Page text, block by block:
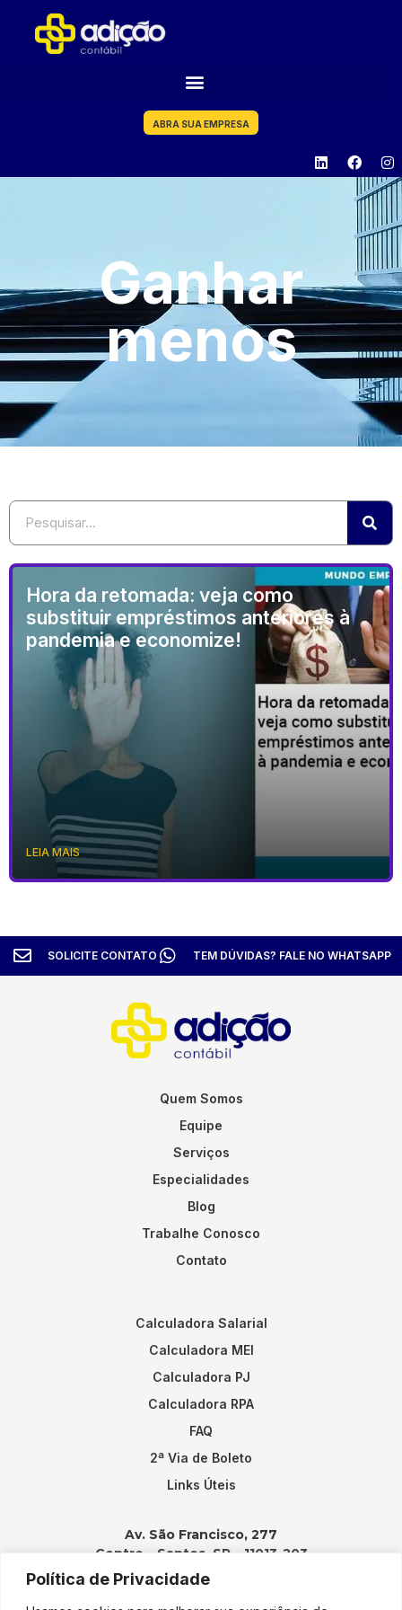
Política de Privacidade
ABRA SUA EMPRESA
Ganhar
menos
Hora da retomada: veja como
substituir empréstimos anteriores à
pandemia e economize!
LEIA MAIS
SOLICITE CONTATO TEM DÚVIDAS? FALE NO WHATSAPP
Quem Somos
Equipe
Serviços
Especialidades
Blog
Trabalhe Conosco
Contato
Calculadora Salarial
Calculadora MEI
Calculadora PJ
Calculadora RPA
FAQ
2ª Via de Boleto
Links Úteis
Av. São Francisco, 277
Centro – Santos, SP – 11013-203
Contatos: